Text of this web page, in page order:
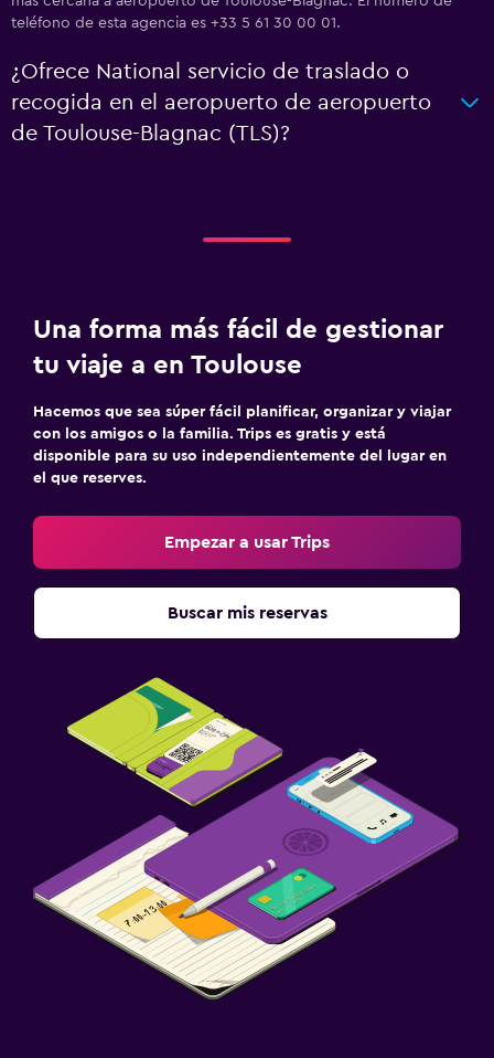
teléfono de esta agencia es +33 5 61 30 00 01.
¿Ofrece National servicio de traslado o
recogida en el aeropuerto de aeropuerto
de Toulouse-Blagnac (TLS)?
Una forma más fácil de gestionar
tu viaje a en Toulouse
Hacemos que sea súper fácil planificar, organizar y viajar
con los amigos o la familia. Trips es gratis y está
disponible para su uso independientemente del lugar en
el que reserves.
Empezar a usar Trips
Buscar mis reservas